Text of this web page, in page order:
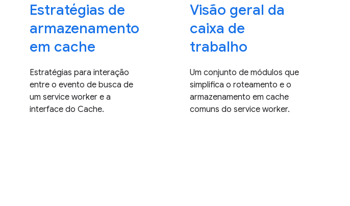
Estratégias de
armazenamento
em cache
Estratégias para interação
entre o evento de busca de
um service worker e a
interface do Cache.
Visão geral da
caixa de
trabalho
Um conjunto de módulos que
simplifica o roteamento e o
armazenamento em cache
comuns do service worker.